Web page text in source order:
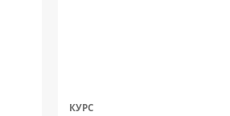
КУРС